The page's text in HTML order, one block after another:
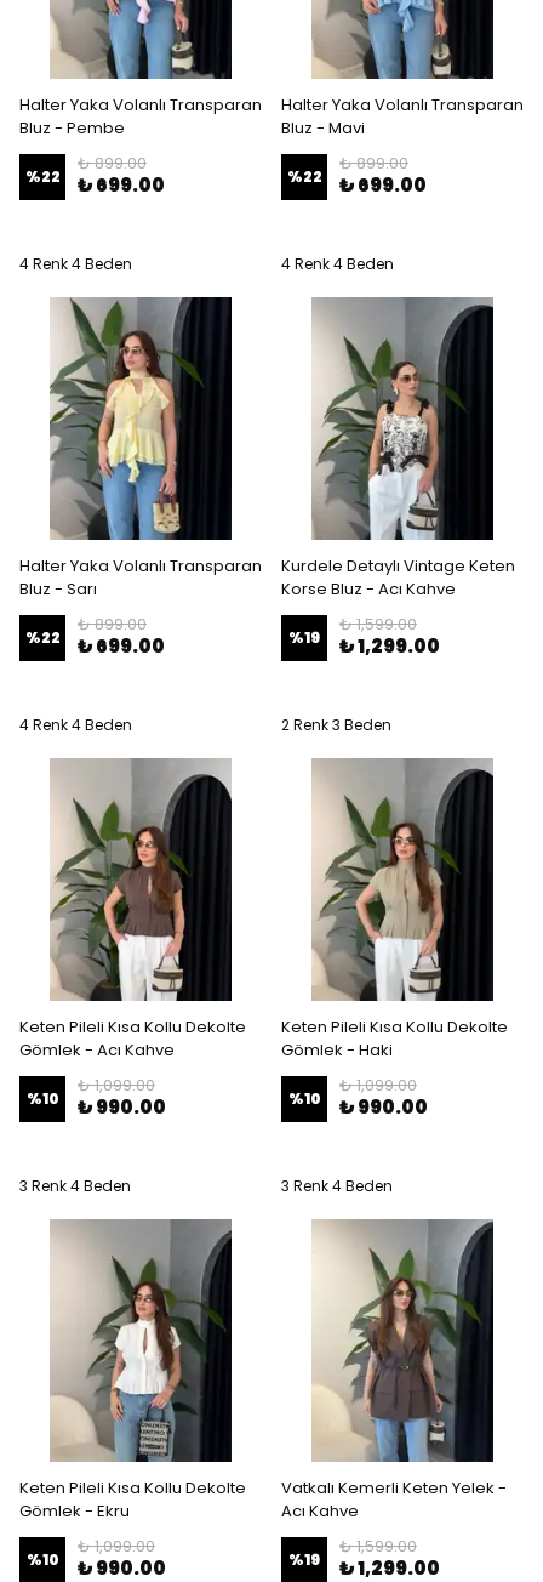
Halter Yaka Volanlı Transparan
Bluz - Pembe
%22
₺ 899.00
₺ 699.00
4 Renk 4 Beden
Halter Yaka Volanlı Transparan
Bluz - Mavi
%22
₺ 899.00
₺ 699.00
4 Renk 4 Beden
Halter Yaka Volanlı Transparan
Bluz - Sarı
%22
₺ 899.00
₺ 699.00
4 Renk 4 Beden
Kurdele Detaylı Vintage Keten
Korse Bluz - Acı Kahve
%19
₺ 1,599.00
₺ 1,299.00
2 Renk 3 Beden
Keten Pileli Kısa Kollu Dekolte
Gömlek - Acı Kahve
%10
₺ 1,099.00
₺ 990.00
3 Renk 4 Beden
Keten Pileli Kısa Kollu Dekolte
Gömlek - Haki
%10
₺ 1,099.00
₺ 990.00
3 Renk 4 Beden
Keten Pileli Kısa Kollu Dekolte
Gömlek - Ekru
%10
₺ 1,099.00
₺ 990.00
Vatkalı Kemerli Keten Yelek -
Acı Kahve
%19
₺ 1,599.00
₺ 1,299.00